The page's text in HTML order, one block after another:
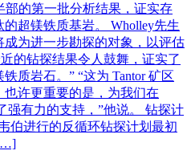
部的第一批分析结果，证实存
超镁铁质基岩。 Wholley先生
为进一步勘探的对象，以评估
的钻探结果令人鼓舞，证实了
质岩石。” “这为 Tantor 矿区
许更重要的是，为我们在
强有力的支持，”他说。 钻探计
伯进行的反循环钻探计划最初